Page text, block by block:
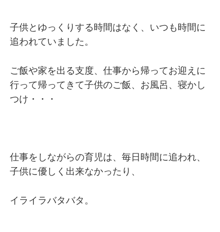
子供とゆっくりする時間はなく、いつも時間に
追われていました。
ご飯や家を出る支度、仕事から帰ってお迎えに
行って帰ってきて子供のご飯、お風呂、寝かし
つけ・・・
仕事をしながらの育児は、毎日時間に追われ、
子供に優しく出来なかったり、
イライラバタバタ。